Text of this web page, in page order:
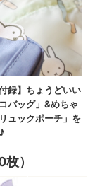
）